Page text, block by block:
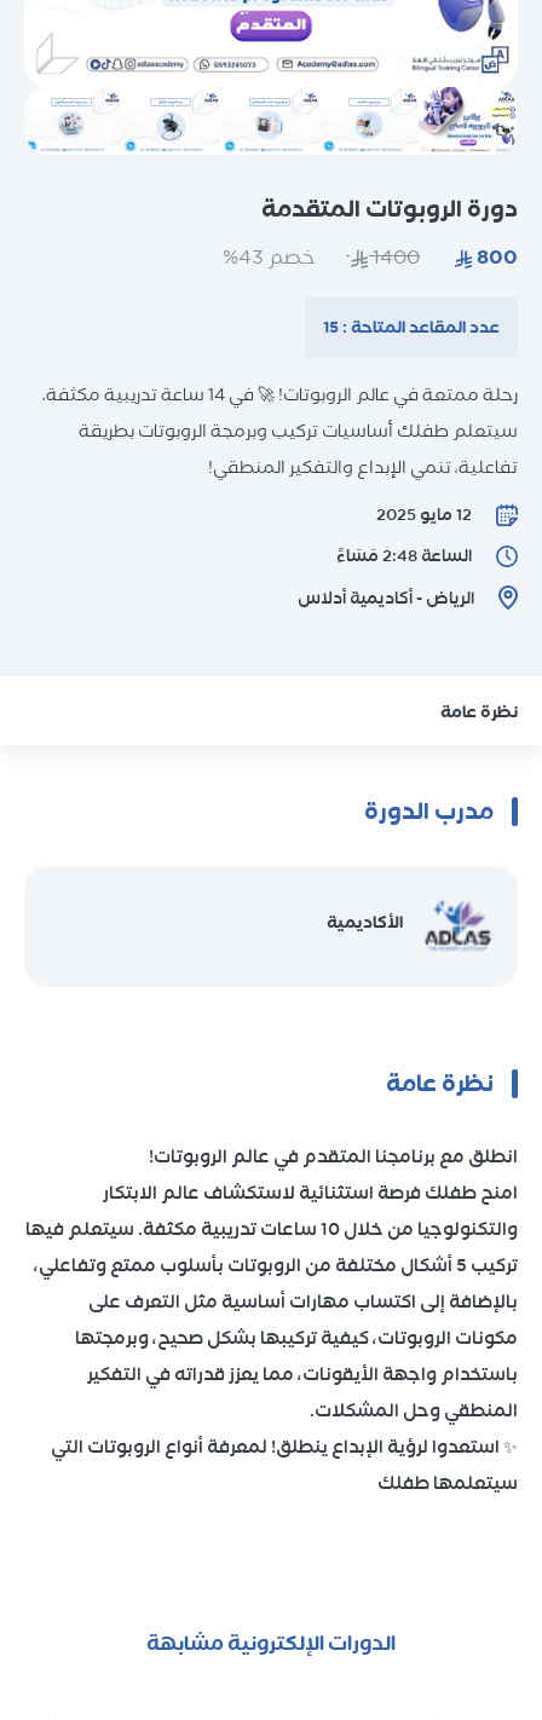
دورات تدريب المدربين (TOT)
دورات تخصصية
دورات اختبارات IELTS
دورات الحساب الذهني
اختبارات تحديد المستوى
الاختبارات المعيارية العالمية (اختبارات
الكفاءة اللغوية)
اختبارات Unity
الدراسة بالخارج
التدريب التعاوني
التدريب الخارجي
استقطاب المدربين
دورة الروبوتات المتقدمة
خصم 43%
عدد المقاعد المتاحة : 15
رحلة ممتعة في عالم الروبوتات! 🚀 في 14 ساعة تدريبية مكثفة،
سيتعلم طفلك أساسيات تركيب وبرمجة الروبوتات بطريقة
تفاعلية، تنمي الإبداع والتفكير المنطقي!
12 مايو 2025
الساعة 2:48 مَسَاءً
الرياض - أكاديمية أدلاس
نظرة عامة
مدرب الدورة
الأكاديمية
نظرة عامة
انطلق مع برنامجنا المتقدم في عالم الروبوتات!
امنح طفلك فرصة استثنائية لاستكشاف عالم الابتكار
والتكنولوجيا من خلال 10 ساعات تدريبية مكثفة. سيتعلم فيها
تركيب 5 أشكال مختلفة من الروبوتات بأسلوب ممتع وتفاعلي،
بالإضافة إلى اكتساب مهارات أساسية مثل التعرف على
مكونات الروبوتات، كيفية تركيبها بشكل صحيح، وبرمجتها
باستخدام واجهة الأيقونات، مما يعزز قدراته في التفكير
المنطقي وحل المشكلات.
✨ استعدوا لرؤية الإبداع ينطلق! لمعرفة أنواع الروبوتات التي
سيتعلمها طفلك
الدورات الإلكترونية مشابهة